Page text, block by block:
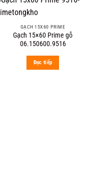
GẠCH 15X60 PRIME
Gạch 15×60 Prime gỗ
06.150600.9516
Đọc tiếp